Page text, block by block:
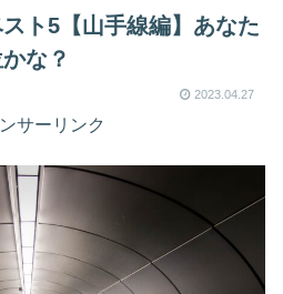
ト5【山手線編】あなた
な？
2023.04.27
サーリンク